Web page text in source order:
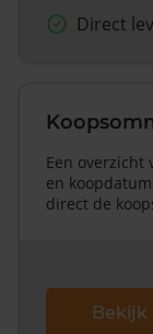
Direct
Een overzicht
en
direct de